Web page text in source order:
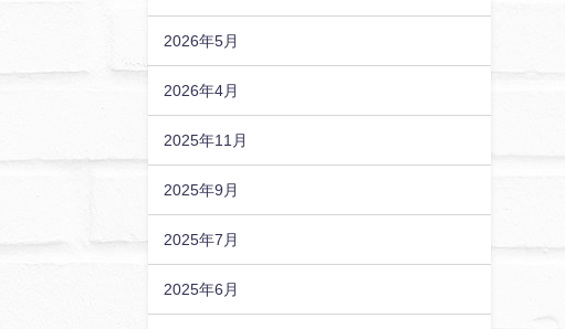
2026年5月
2026年4月
2025年11月
2025年9月
2025年7月
2025年6月